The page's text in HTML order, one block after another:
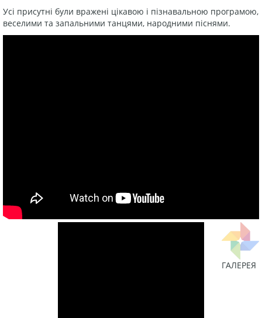
Усі присутні були вражені цікавою і пізнавальною програмою,
веселими та запальними танцями, народними піснями.
ГАЛЕРЕЯ